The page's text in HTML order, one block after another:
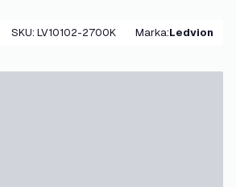
SKU: LV10102-2700K Marka: Ledvion